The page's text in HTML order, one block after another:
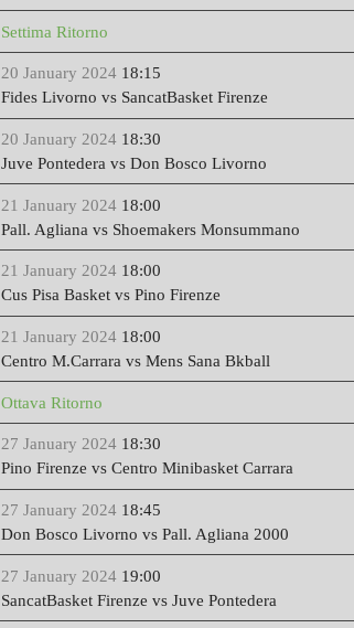
Settima Ritorno
20 January 2024 18:15
Fides Livorno vs SancatBasket Firenze
20 January 2024 18:30
Juve Pontedera vs Don Bosco Livorno
21 January 2024 18:00
Pall. Agliana vs Shoemakers Monsummano
21 January 2024 18:00
Cus Pisa Basket vs Pino Firenze
21 January 2024 18:00
Centro M.Carrara vs Mens Sana Bkball
Ottava Ritorno
27 January 2024 18:30
Pino Firenze vs Centro Minibasket Carrara
27 January 2024 18:45
Don Bosco Livorno vs Pall. Agliana 2000
27 January 2024 19:00
SancatBasket Firenze vs Juve Pontedera